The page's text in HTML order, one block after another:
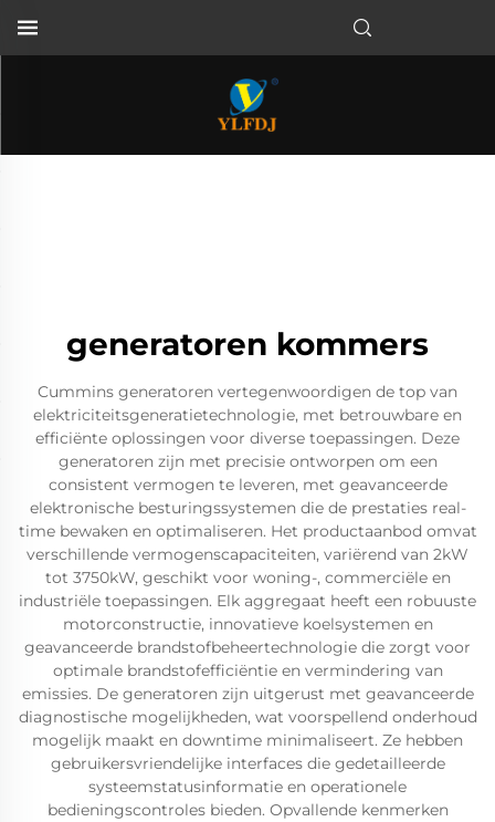
generatoren kommers
Cummins generatoren vertegenwoordigen de top van
elektriciteitsgeneratietechnologie, met betrouwbare en
efficiënte oplossingen voor diverse toepassingen. Deze
generatoren zijn met precisie ontworpen om een
consistent vermogen te leveren, met geavanceerde
elektronische besturingssystemen die de prestaties real-
time bewaken en optimaliseren. Het productaanbod omvat
verschillende vermogenscapaciteiten, variërend van 2kW
tot 3750kW, geschikt voor woning-, commerciële en
industriële toepassingen. Elk aggregaat heeft een robuuste
motorconstructie, innovatieve koelsystemen en
geavanceerde brandstofbeheertechnologie die zorgt voor
optimale brandstofefficiëntie en vermindering van
emissies. De generatoren zijn uitgerust met geavanceerde
diagnostische mogelijkheden, wat voorspellend onderhoud
mogelijk maakt en downtime minimaliseert. Ze hebben
gebruikersvriendelijke interfaces die gedetailleerde
systeemstatusinformatie en operationele
bedieningscontroles bieden. Opvallende kenmerken